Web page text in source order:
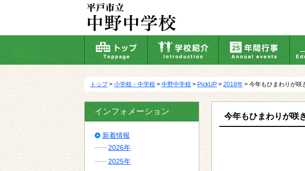
動
トップ> 小学校・中学校 > 中野中学校 > PickUP > 2018年 > 今年もひまわりが咲
今年もひまわりが咲
インフォメーション
新着情報
2026年
2025年